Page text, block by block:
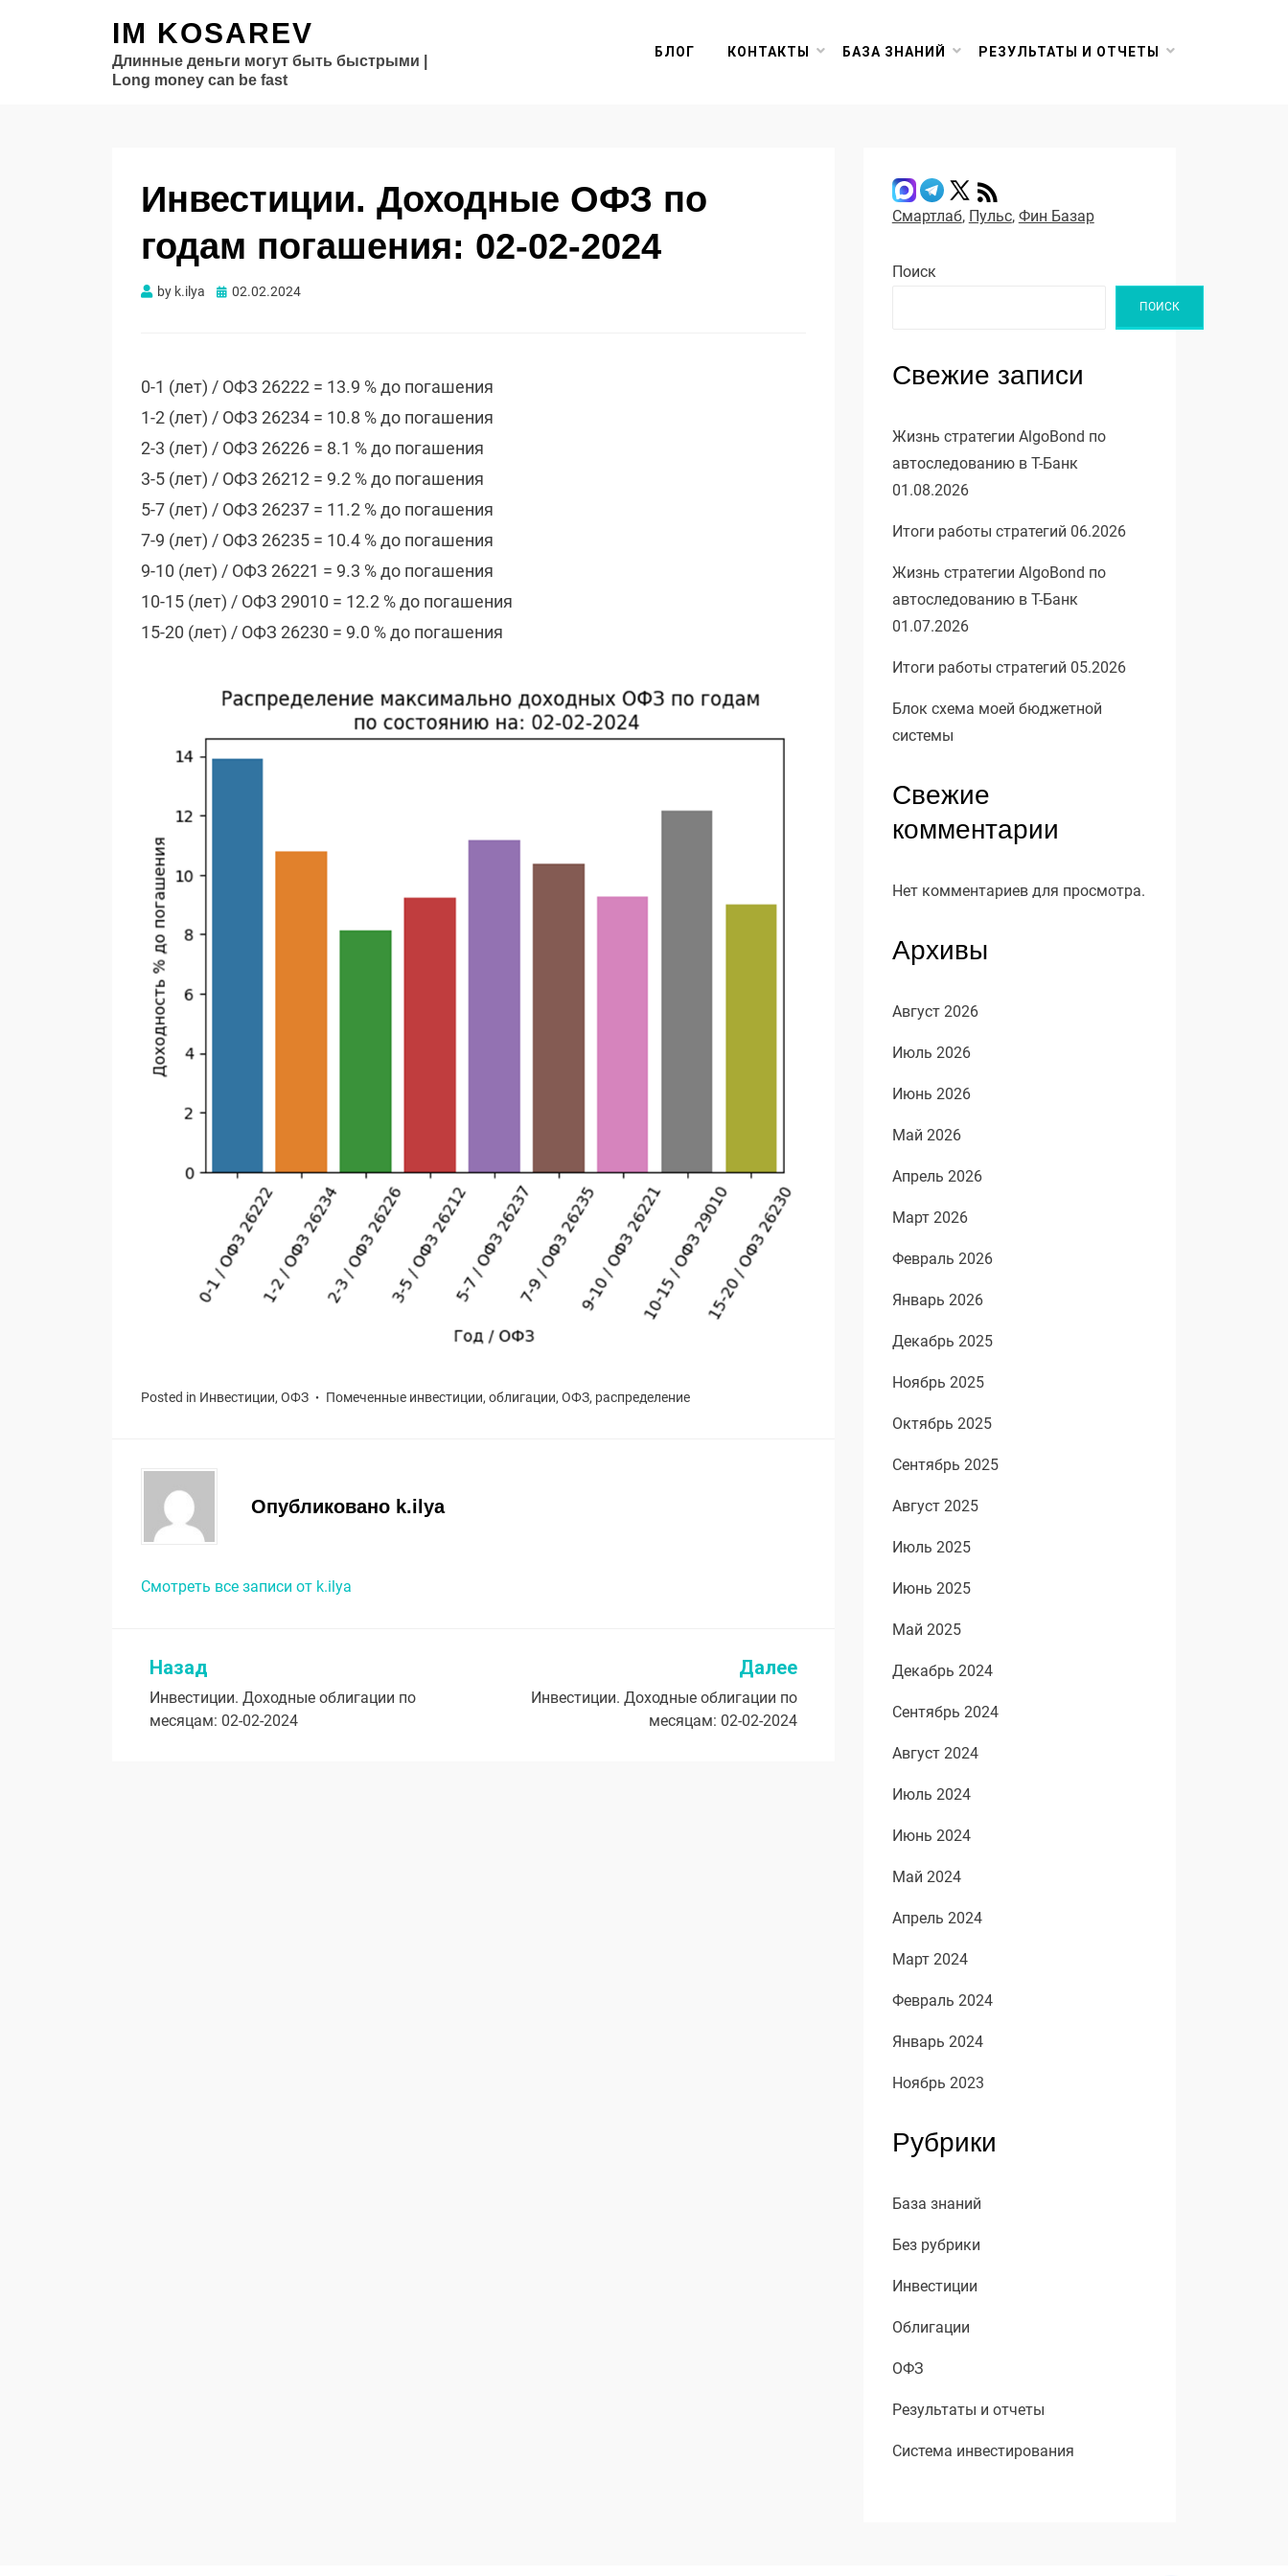
IM KOSAREV
Длинные деньги могут быть быстрыми |
Long money can be fast
БЛОГ КОНТАКТЫ БАЗА ЗНАНИЙ РЕЗУЛЬТАТЫ И ОТЧЕТЫ
Инвестиции. Доходные ОФЗ по
годам погашения: 02-02-2024
by k.ilya Опубликовано
02.02.2024
0-1 (лет) / ОФЗ 26222 = 13.9 % до погашения
1-2 (лет) / ОФЗ 26234 = 10.8 % до погашения
2-3 (лет) / ОФЗ 26226 = 8.1 % до погашения
3-5 (лет) / ОФЗ 26212 = 9.2 % до погашения
5-7 (лет) / ОФЗ 26237 = 11.2 % до погашения
7-9 (лет) / ОФЗ 26235 = 10.4 % до погашения
9-10 (лет) / ОФЗ 26221 = 9.3 % до погашения
10-15 (лет) / ОФЗ 29010 = 12.2 % до погашения
15-20 (лет) / ОФЗ 26230 = 9.0 % до погашения
Posted in Инвестиции, ОФЗ Помеченные инвестиции, облигации, ОФЗ, распределение
Опубликовано k.ilya
Смотреть все записи от k.ilya
Навигация
по
Назад
Инвестиции. Доходные облигации по
месяцам: 02-02-2024
Далее
Инвестиции. Доходные облигации по
месяцам: 02-02-2024
Смартлаб, Пульс, Фин Базар
Поиск
ПОИСК
Свежие записи
Жизнь стратегии AlgoBond по
автоследованию в Т-Банк
01.08.2026
Итоги работы стратегий 06.2026
Жизнь стратегии AlgoBond по
автоследованию в Т-Банк
01.07.2026
Итоги работы стратегий 05.2026
Блок схема моей бюджетной
системы
Свежие
комментарии
Нет комментариев для просмотра.
Архивы
Август 2026
Июль 2026
Июнь 2026
Май 2026
Апрель 2026
Март 2026
Февраль 2026
Январь 2026
Декабрь 2025
Ноябрь 2025
Октябрь 2025
Сентябрь 2025
Август 2025
Июль 2025
Июнь 2025
Май 2025
Декабрь 2024
Сентябрь 2024
Август 2024
Июль 2024
Июнь 2024
Май 2024
Апрель 2024
Март 2024
Февраль 2024
Январь 2024
Ноябрь 2023
Рубрики
База знаний
Без рубрики
Инвестиции
Облигации
ОФЗ
Результаты и отчеты
Система инвестирования